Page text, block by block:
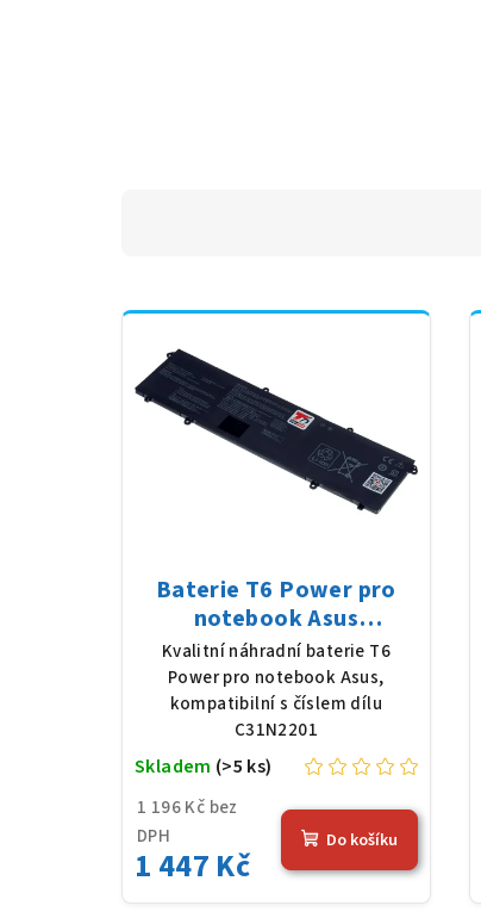
Baterie T6 Power pro
notebook Asus
C31N2201, Li-Poly, 11,55
V, 3640 mAh (42 Wh),
černá
Kvalitní náhradní baterie T6
Power pro notebook Asus,
kompatibilní s číslem dílu
C31N2201
1 196 Kč bez
DPH
1 447 Kč
Skladem (>5 ks)
Do košíku